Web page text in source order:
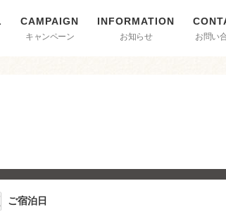
キャンペーン お知らせ お問い